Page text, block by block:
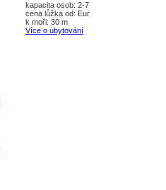
kapacita osob: 2-7
cena lůžka od: Eur
k moři: 30 m
Více o ubytování